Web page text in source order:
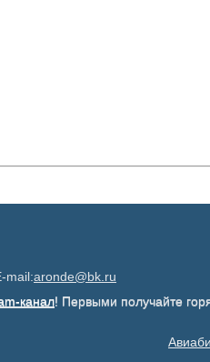
mail:aronde@bk.ru
канал! Первыми получайте